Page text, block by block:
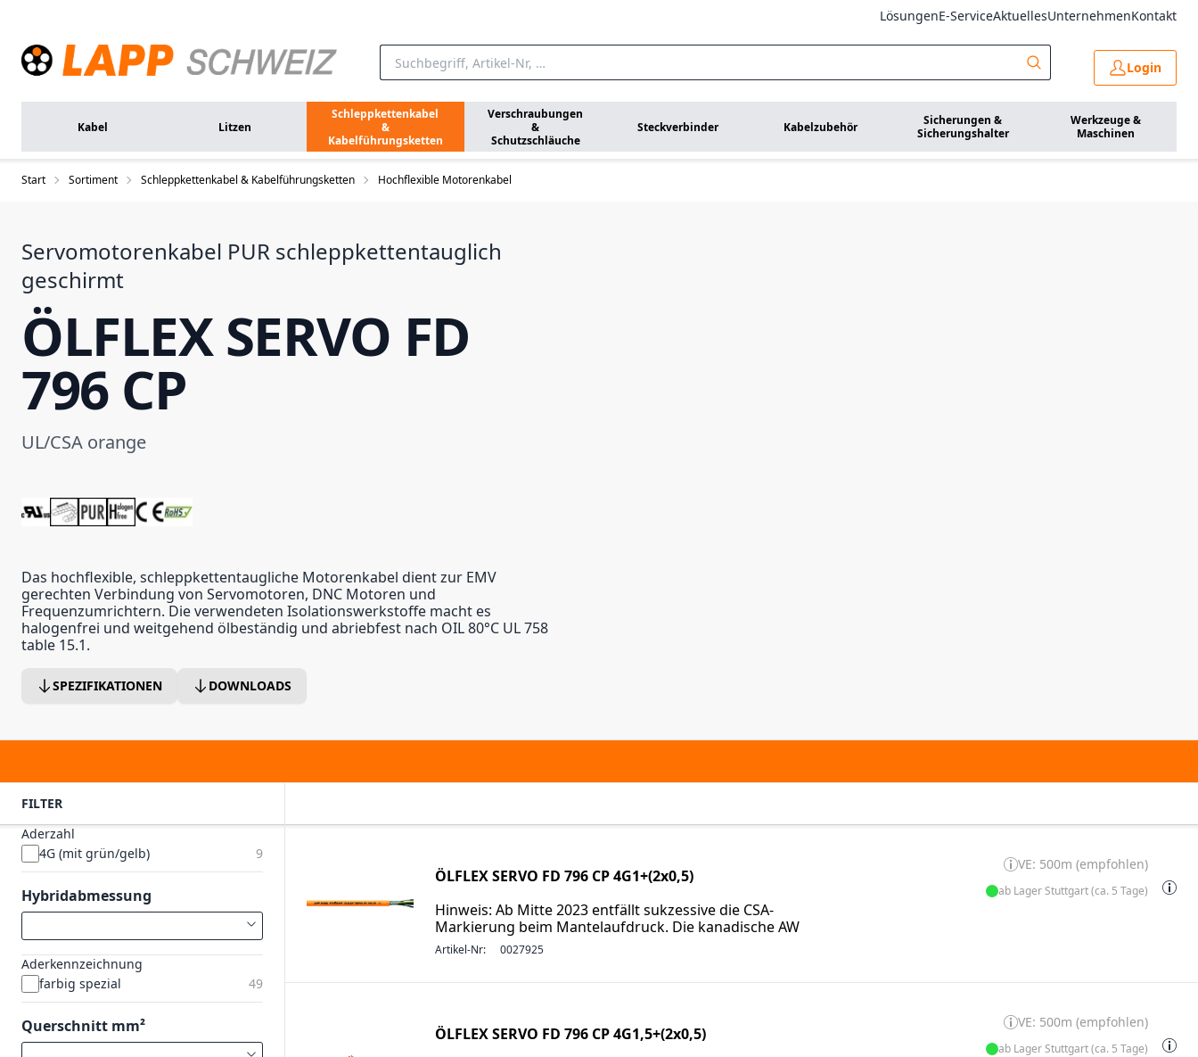
LösungenE-ServiceAktuellesUnternehmenKontakt
Login
Kabel Litzen
Schleppkettenkabel
&
Kabelführungsketten
Verschraubungen
&
Schutzschläuche
Steckverbinder Kabelzubehör
Sicherungen &
Sicherungshalter
Werkzeuge &
Maschinen
Start Sortiment Schleppkettenkabel & Kabelführungsketten Hochflexible Motorenkabel
Servomotorenkabel PUR schleppkettentauglich
geschirmt
ÖLFLEX SERVO FD
796 CP
UL/CSA orange
Das hochflexible, schleppkettentaugliche Motorenkabel dient zur EMV
gerechten Verbindung von Servomotoren, DNC Motoren und
Frequenzumrichtern. Die verwendeten Isolationswerkstoffe macht es
halogenfrei und weitgehend ölbeständig und abriebfest nach OIL 80°C UL 758
table 15.1.
SPEZIFIKATIONEN DOWNLOADS
ÖLFLEX SERVO FD 796 CP 4G1+(2x0,5)
Hinweis: Ab Mitte 2023 entfällt sukzessive die CSA-
Markierung beim Mantelaufdruck. Die kanadische AW
Artikel-Nr: 0027925
VE: 500m (empfohlen)
ab Lager Stuttgart (ca. 5 Tage)
ÖLFLEX SERVO FD 796 CP 4G1,5+(2x0,5)
VE: 500m (empfohlen)
ab Lager Stuttgart (ca. 5 Tage)
FILTER
Aderzahl
4G (mit grün/gelb)
9
Hybridabmessung
Aderkennzeichnung
farbig spezial
49
Querschnitt mm²